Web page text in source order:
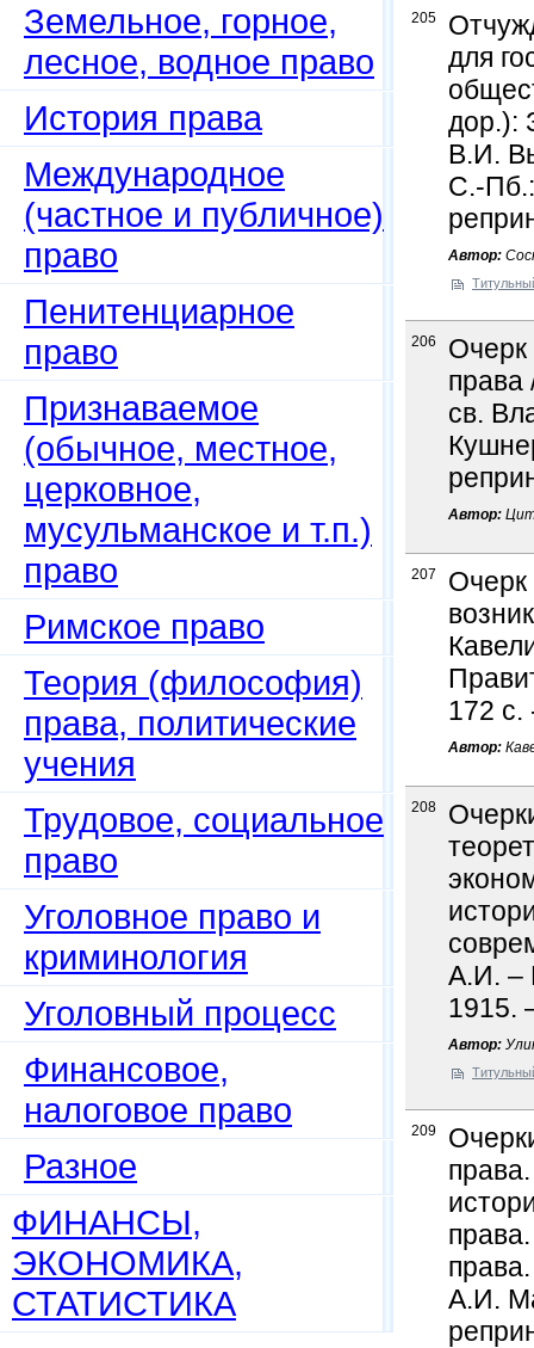
Земельное, горное,
лесное, водное право
История права
Международное
(частное и публичное)
право
Пенитенциарное
право
Признаваемое
(обычное, местное,
церковное,
мусульманское и т.п.)
право
Римское право
Теория (философия)
права, политические
учения
Трудовое, социальное
право
Уголовное право и
криминология
Уголовный процесс
Финансовое,
налоговое право
Разное
ФИНАНСЫ,
ЭКОНОМИКА,
СТАТИСТИКА
205
для
дор.):
В.И.
С.-
Автор:
206
Очерк
права
св.
Автор:
207
Очерк
172 с.
Автор:
208
А.И. –
1915.
Автор:
209
А.И.